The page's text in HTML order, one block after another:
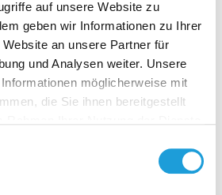
auf unsere Website zu
geben wir Informationen zu Ihrer
an unsere Partner für
und Analysen weiter. Unsere
möglicherweise mit
die Sie ihnen bereitgestellt
F-13
Zum
am
FürZur